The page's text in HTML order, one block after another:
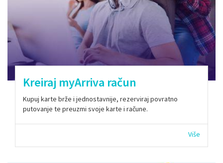
Kreiraj myArriva račun
Kupuj karte brže i jednostavnije, rezerviraj povratno
putovanje te preuzmi svoje karte i račune.
Više